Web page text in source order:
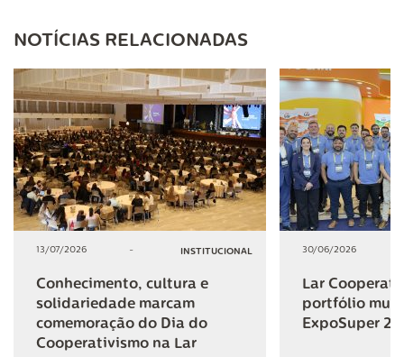
NOTÍCIAS RELACIONADAS
13/07/2026 - INSTITUCIONAL
Conhecimento, cultura e
solidariedade marcam
comemoração do Dia do
Cooperativismo na Lar
30/06/2026
Lar
portfólio
ExpoSuper